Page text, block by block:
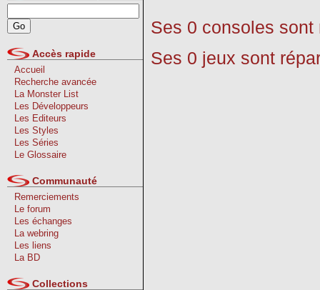
Accès rapide
Accueil
Recherche avancée
La Monster List
Les Développeurs
Les Editeurs
Les Styles
Les Séries
Le Glossaire
Communauté
Remerciements
Le forum
Les échanges
La webring
Les liens
La BD
Collections
Ses 0 consoles sont
Ses 0 jeux sont